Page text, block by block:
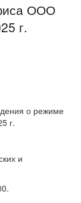
ООО
г.
о режиме
г.
и